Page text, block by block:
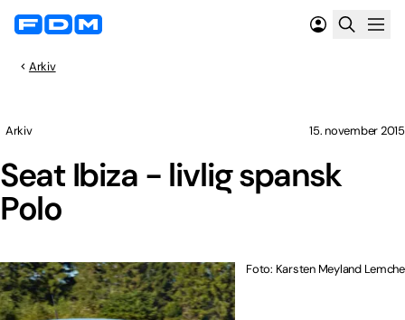
Arkiv
Seat Ibiza - livlig spansk
Polo
Arkiv 15. november 2015
Foto: Karsten Meyland Lemche